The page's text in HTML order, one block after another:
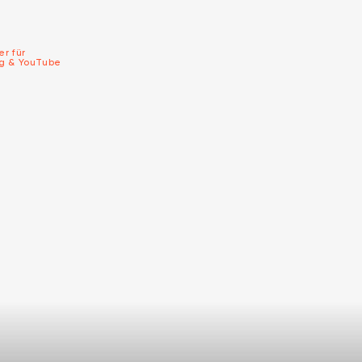
für
& YouTube